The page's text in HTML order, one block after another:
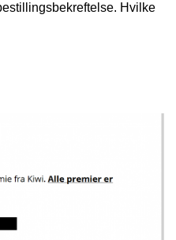
Hvilke